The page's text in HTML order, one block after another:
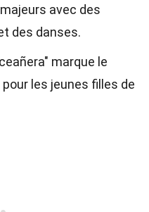
avec des
des danses.
marque le
les jeunes filles de